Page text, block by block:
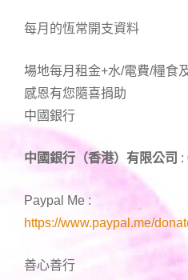
每月的恆常開支資料
場地每月租金+水/電費/糧食
感恩有您隨喜捐助
中國銀行
中國銀行（香港）有限公司 :
Paypal Me :
https://www.paypal.me/
善心善行